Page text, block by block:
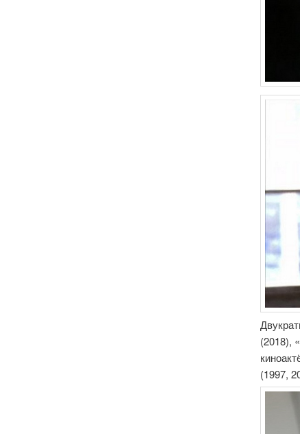
(2018),
(1997,